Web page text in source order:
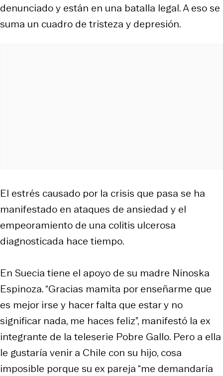
denunciado y están en una batalla legal. A eso se
suma un cuadro de tristeza y depresión.
El estrés causado por la crisis que pasa se ha
manifestado en ataques de ansiedad y el
empeoramiento de una colitis ulcerosa
diagnosticada hace tiempo.
En Suecia tiene el apoyo de su madre Ninoska
Espinoza. “Gracias mamita por enseñarme que
es mejor irse y hacer falta que estar y no
significar nada, me haces feliz”, manifestó la ex
integrante de la teleserie Pobre Gallo. Pero a ella
le gustaría venir a Chile con su hijo, cosa
imposible porque su ex pareja “me demandaría